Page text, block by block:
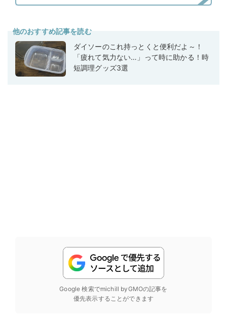
他のおすすめ記事を読む
ダイソーのこれ持っとくと便利だよ～！
「疲れて気力ない…」って時に助かる！時
短調理グッズ3選
Google 検索でmichill byGMOの記事を
優先表示することができます